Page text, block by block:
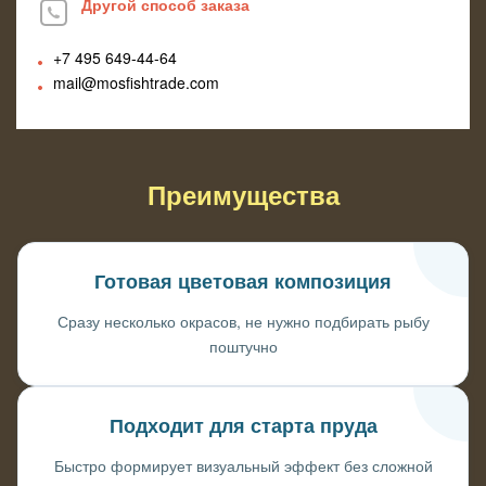
Другой способ заказа
+7 495 649-44-64
mail@mosfishtrade.com
Преимущества
Готовая цветовая композиция
Сразу несколько окрасов, не нужно подбирать рыбу
поштучно
Подходит для старта пруда
Быстро формирует визуальный эффект без сложной